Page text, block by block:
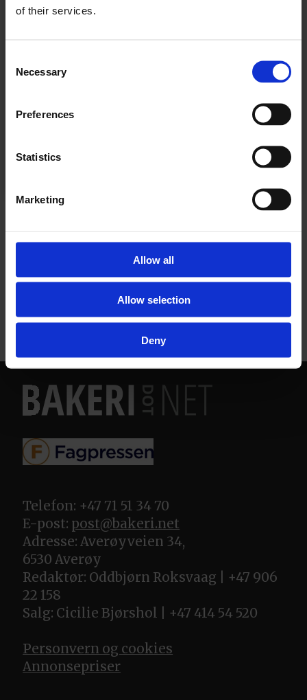
of their services.
Selection
Necessary
Preferences
Statistics
Marketing
Allow all
Allow selection
Deny
Allerede abonnent? Logg inn her
Telefon: +47 71 51 34 70
E-post: post@bakeri.net
Adresse: Averøyveien 34,
6530 Averøy
Redaktør: Oddbjørn Roksvaag | +47 906
22 158
Salg: Cicilie Bjørshol | +47 414 54 520
Personvern og cookies
Annonsepriser